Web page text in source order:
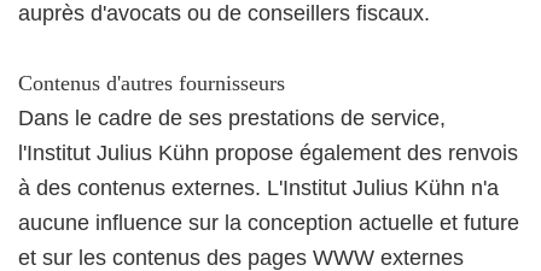
auprès d'avocats ou de conseillers fiscaux.
Contenus d'autres fournisseurs
Dans le cadre de ses prestations de service,
l'Institut Julius Kühn propose également des renvois
à des contenus externes. L'Institut Julius Kühn n'a
aucune influence sur la conception actuelle et future
et sur les contenus des pages WWW externes